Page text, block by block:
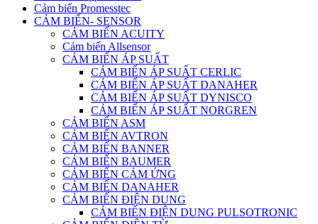
Cảm biến Promesstec
CẢM BIẾN- SENSOR
CẢM BIẾN ACUITY
Cảm biến Allsensor
CẢM BIẾN ÁP SUẤT
CẢM BIẾN ÁP SUẤT CERLIC
CẢM BIẾN ÁP SUẤT DANAHER
CẢM BIẾN ÁP SUẤT DYNISCO
CẢM BIẾN ÁP SUẤT NORGREN
CẢM BIẾN ASM
CẢM BIẾN AVTRON
CẢM BIẾN BANNER
CẢM BIẾN BAUMER
CẢM BIẾN CẢM ỨNG
CẢM BIẾN DANAHER
CẢM BIẾN ĐIỆN DUNG
CẢM BIẾN ĐIỆN DUNG PULSOTRONIC